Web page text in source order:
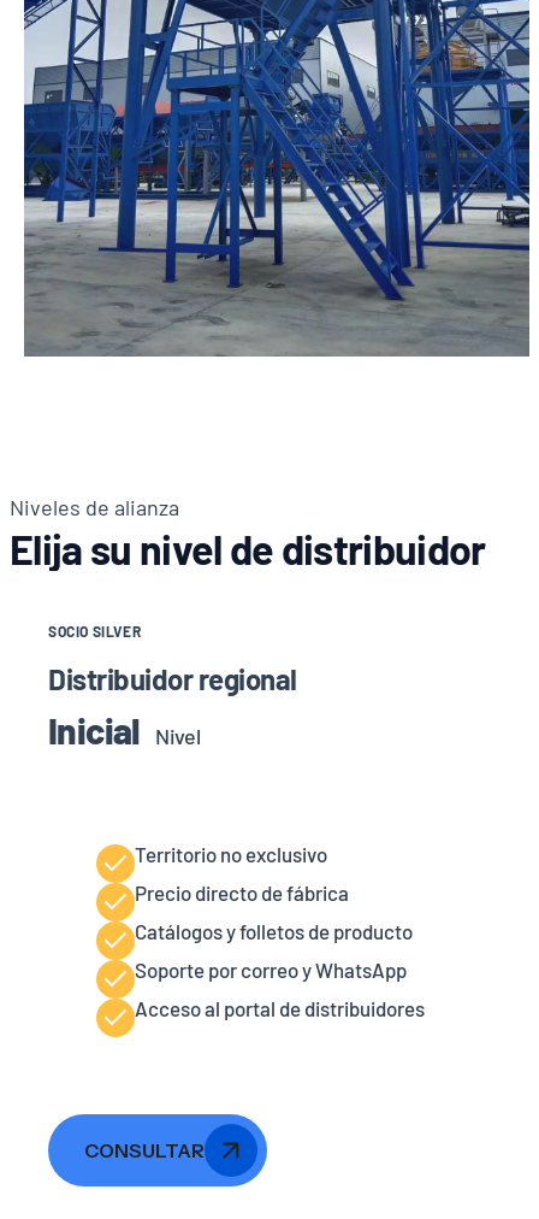
Niveles de alianza
Elija su nivel de distribuidor
SOCIO SILVER
Distribuidor regional
Inicial Nivel
Territorio no exclusivo
Precio directo de fábrica
Catálogos y folletos de producto
Soporte por correo y WhatsApp
Acceso al portal de distribuidores
CONSULTAR